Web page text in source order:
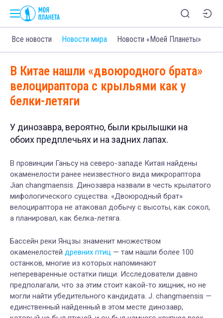
Все новости Новости мира Новости «Моей Планеты»
В Китае нашли «двоюродного брата»
велоцираптора с крыльями как у
белки-летяги
У динозавра, вероятно, были крылышки на
обоих предплечьях и на задних лапах.
В провинции Ганьсу на северо-западе Китая найдены
окаменелости ранее неизвестного вида микрораптора
Jian changmaensis. Динозавра назвали в честь крылатого
мифологического существа. «Двоюродный брат»
велоцираптора не атаковал добычу с высоты, как сокол,
а планировал, как белка-летяга.
Бассейн реки Янцзы знаменит множеством
окаменелостей древних птиц — там нашли более 100
останков, многие из которых напоминают
непереваренные остатки пищи. Исследователи давно
предполагали, что за этим стоит какой-то хищник, но не
могли найти убедительного кандидата. J. changmaensis —
единственный найденный в этом месте динозавр,